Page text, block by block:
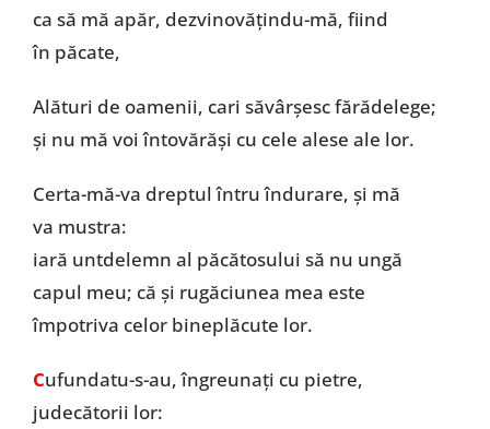
ca să mă apăr, dezvinovățindu-mă, fiind
în păcate,
Alături de oamenii, cari săvârșesc fărădelege;
și nu mă voi întovărăși cu cele alese ale lor.
Certa-mă-va dreptul întru îndurare, și mă
va mustra:
iară untdelemn al păcătosului să nu ungă
capul meu; că și rugăciunea mea este
împotriva celor bineplăcute lor.
Cufundatu-s-au, îngreunați cu pietre,
judecătorii lor: